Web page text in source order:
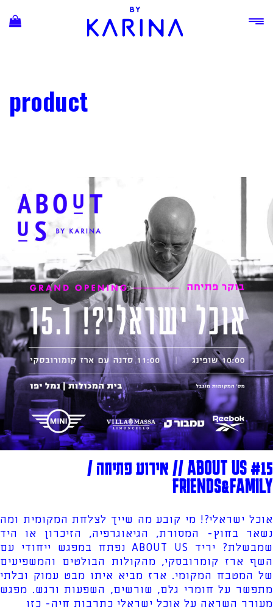
product
ABOUT US #15 // אירוע פתיחה /
FRIENDS&FAMILY
אוכל ישראלי?! מי קובע מה שייך לצלחת המקומית ומה
נשאר בחוץ- המסורת, הגיאוגרפיה, הזיכרון או היד
שמבשלת? יריד ABOUT US נפתח במפגש ייחודי עם
השף ארז קומרובסקי, מהקולות הבולטים והמשפיעים
של המטבח המקומי. ארז מביא איתו מבט עמוק ובלתי
מתפשר על חומרי גלם, שורשים, השפעות ורגש. מפגש
מעורר השראה על אוכל ישראלי כתרבות חיה- כזו